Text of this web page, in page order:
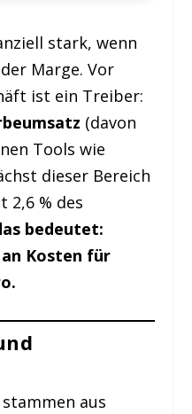
stark, wenn
Marge. Vor
ist ein Treiber:
(davon
Tools wie
dieser Bereich
2,6 % des
bedeutet:
Kosten für
stammen aus